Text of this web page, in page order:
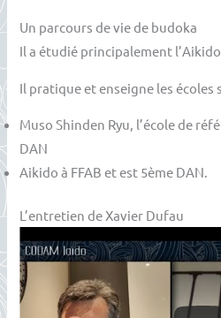
Un parcours de vie de budoka
Il a étudié principalement
Il pratique et enseigne les écoles
Muso Shinden Ryu, l’école de
DAN
Aikido à FFAB et est 5ème DAN.
L’entretien de Xavier Dufau